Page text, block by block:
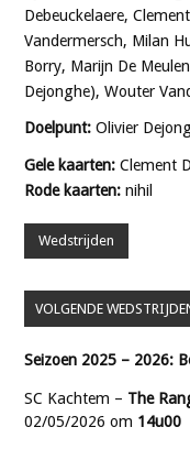
Debeuckelaere,
Vandermersch, Milan
Borry, Marijn De
Dejonghe), Wouter
Doelpunt:Olivier
Gele kaarten:Clement
Rode kaarten:nihil
Wedstrijden
VOLGENDE
Seizoen 2025 – 2026:
SC Kachtem – The
02/05/2026 om 14u00